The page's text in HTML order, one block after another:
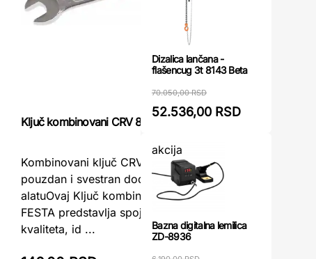
Ključ kombinovani CRV 8mm FESTA
Kombinovani ključ CRV 8mm FESTA –
pouzdan i svestran dodatak vašem
alatuOvaj Ključ kombinovani CRV 8mm
FESTA predstavlja spoj funkcije i
kvaliteta, id ...
Dizalica lančana -
flašencug 3t 8143 Beta
70.050,00 RSD
52.536,00 RSD
akcija
Bazna digitalna lemilica
ZD-8936